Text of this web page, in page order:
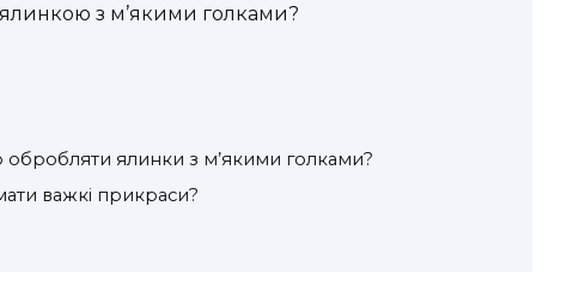
з м’якими голками?
обробляти ялинки з м’якими голками?
важкі прикраси?